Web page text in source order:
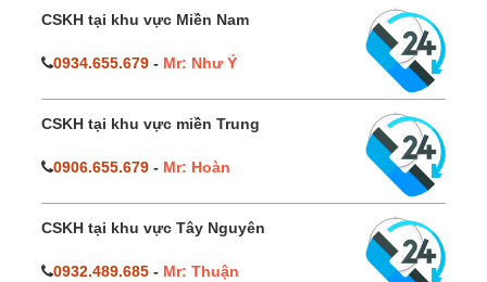
CSKH tại khu vực Miền Nam
0934.655.679 - Mr: Như Ý
CSKH tại khu vực miền Trung
0906.655.679 - Mr: Hoàn
CSKH tại khu vực Tây Nguyên
0932.489.685 - Mr: Thuận